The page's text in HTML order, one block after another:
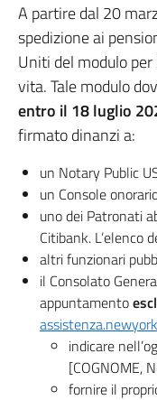
A partire dal 20
spedizione ai
Uniti del modulo per
vita. Tale modulo
entro il 18 luglio
firmato dinanzi a:
un Notary Public
un Console
uno dei Patronati
Citibank. L’elenco
altri funzionari
il Consolato
appuntamento
indicare
[COGNOME,
fornire il